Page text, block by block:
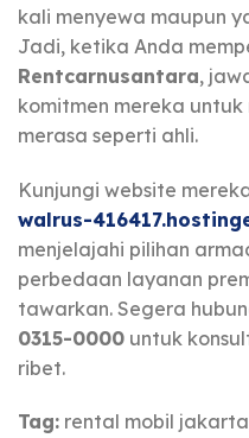
kali menyewa maupun
Jadi, ketika Anda
Rentcarnusantara,
komitmen mereka
merasa seperti ahli.
Kunjungi website
walrus-
menjelajahi pilihan
perbedaan layanan
tawarkan. Segera
0315-0000 untuk
ribet.
Tag: rental mobil